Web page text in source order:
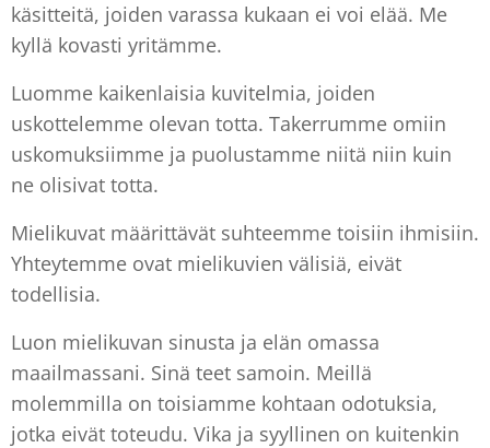
käsitteitä, joiden varassa kukaan ei voi elää. Me
kyllä kovasti yritämme.
Luomme kaikenlaisia kuvitelmia, joiden
uskottelemme olevan totta. Takerrumme omiin
uskomuksiimme ja puolustamme niitä niin kuin
ne olisivat totta.
Mielikuvat määrittävät suhteemme toisiin ihmisiin.
Yhteytemme ovat mielikuvien välisiä, eivät
todellisia.
Luon mielikuvan sinusta ja elän omassa
maailmassani. Sinä teet samoin. Meillä
molemmilla on toisiamme kohtaan odotuksia,
jotka eivät toteudu. Vika ja syyllinen on kuitenkin